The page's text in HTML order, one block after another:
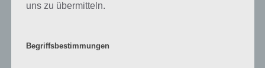
Musikinstrumente verbessern für den
Um einen Nummer 1 Hit zu generieren, solltet ihr nicht an den
uns zu übermitteln.
Begriffsbestimmungen